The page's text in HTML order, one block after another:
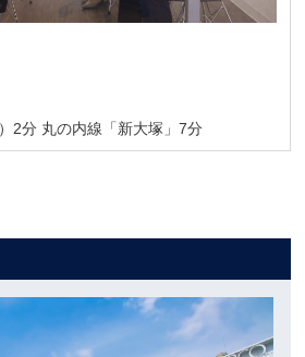
2分 丸の内線「新大塚」7分